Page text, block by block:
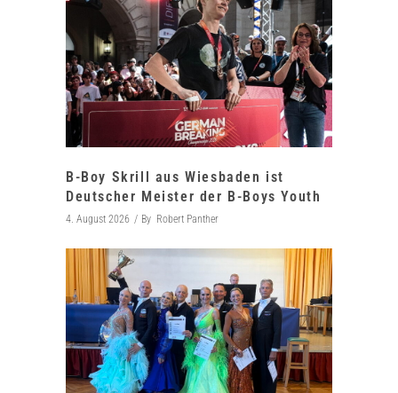
B-Boy Skrill aus Wiesbaden ist
Deutscher Meister der B-Boys Youth
4. August 2026 By Robert Panther